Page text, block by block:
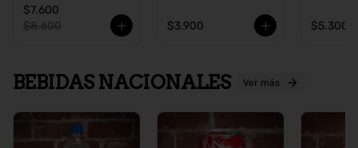
$7.600
$8.600
$3.900 $5.300
BEBIDAS NACIONALES Ver más